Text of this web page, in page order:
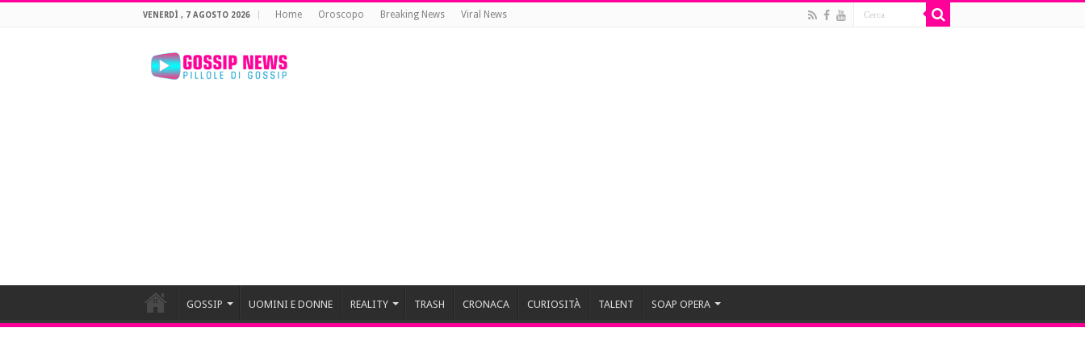
VENERDÌ , 7 AGOSTO 2026 Home Oroscopo Breaking News Viral News
GOSSIP UOMINI E DONNE REALITY TRASH CRONACA CURIOSITÀ TALENT SOAP OPERA